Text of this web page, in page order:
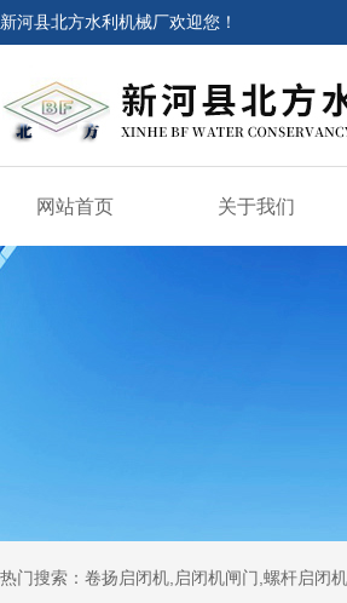
新河县北方水利机械厂欢迎您！
网站首页 关于我们
热门搜索：卷扬启闭机,启闭机闸门,螺杆启闭